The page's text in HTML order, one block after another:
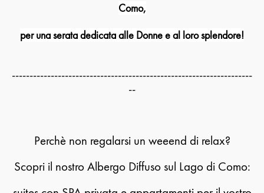
Como,
per una serata dedicata alle Donne e al loro splendore!
--------------------------------------------------------------------
--
Perchè non regalarsi un weeend di relax?
Scopri il nostro Albergo Diffuso sul Lago di Como: